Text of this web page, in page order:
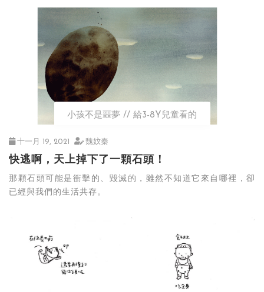
小孩不是噩夢 給3-8Y兒童看的
十一月 19, 2021 魏妏秦
快逃啊，天上掉下了一顆石頭！
那顆石頭可能是衝擊的、毀滅的，雖然不知道它來自哪裡，卻
已經與我們的生活共存。